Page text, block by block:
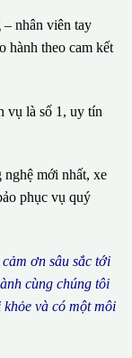
– nhân viên tay
hành theo cam kết
vụ là số 1, uy tín
nghệ mới nhất, xe
phục vụ quý
ảm ơn sâu sắc tới
ành cùng chúng tôi
khỏe và có một môi